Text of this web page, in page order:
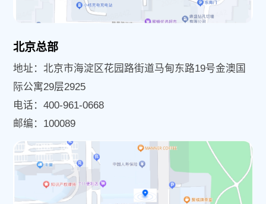
北京总部
地址：北京市海淀区花园路街道马甸东路19号金澳国
际公寓29层2925
电话：400-961-0668
邮编：100089